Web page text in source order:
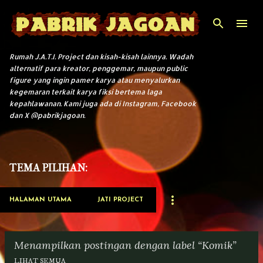
Langsung ke konten utama
Rumah J.A.T.I. Project dan kisah-kisah lainnya. Wadah
alternatif para kreator, penggemar, maupun public
figure yang ingin pamer karya atau menyalurkan
kegemaran terkait karya fiksi bertema laga
kepahlawanan. Kami juga ada di Instagram, Facebook
dan X @pabrikjagoan.
TEMA PILIHAN:
HALAMAN UTAMA JATI PROJECT
Menampilkan postingan dengan label Komik
LIHAT SEMUA